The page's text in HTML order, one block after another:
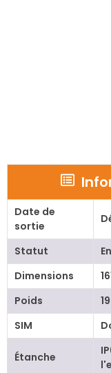
Date de
sortie
Statut
Dimensions
Poids
SIM
Étanche